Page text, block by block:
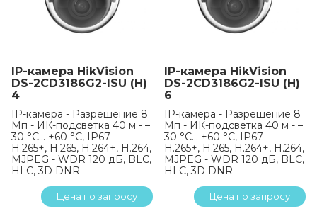
IP-камера HikVision
DS-2CD3186G2-ISU (H)
4
IP-камера - Разрешение 8
Мп - ИК-подсветка 40 м - –
30 °C… +60 °C, IP67 -
H.265+, H.265, H.264+, H.264,
MJPEG - WDR 120 дБ, BLC,
HLC, 3D DNR
Цена по запросу
IP-камера HikVision
DS-2CD3186G2-ISU (H)
6
IP-камера - Разрешение 8
Мп - ИК-подсветка 40 м - –
30 °C… +60 °C, IP67 -
H.265+, H.265, H.264+, H.264,
MJPEG - WDR 120 дБ, BLC,
HLC, 3D DNR
Цена по запросу